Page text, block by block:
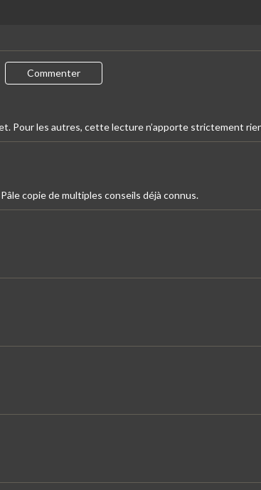
Commenter
Pour les autres, cette lecture n’apporte strictement
copie de multiples conseils déjà connus.